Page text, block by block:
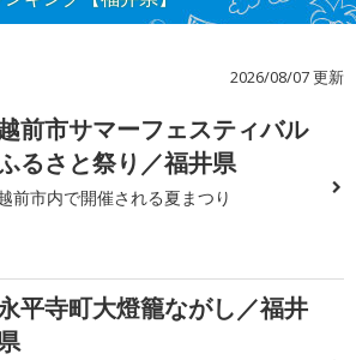
2026/08/07 更新
前市サマーフェスティバル
るさと祭り／福井県
前市内で開催される夏まつり
平寺町大燈籠ながし／福井